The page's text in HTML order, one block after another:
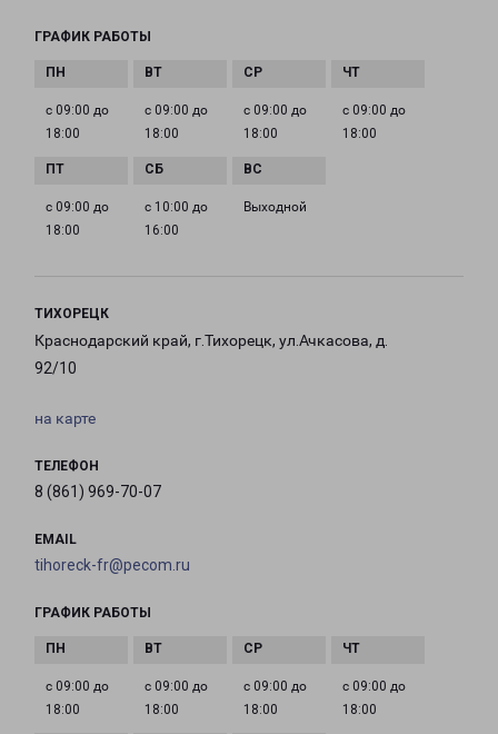
ГРАФИК РАБОТЫ
с 09:00 до
18:00
с 09:00 до
18:00
с 09:00 до
18:00
с 09:00 до
18:00
с 09:00 до
18:00
с 10:00 до
16:00
Выходной
ТИХОРЕЦК
Краснодарский край, г.Тихорецк, ул.Ачкасова, д.
92/10
на карте
ТЕЛЕФОН
8 (861) 969-70-07
EMAIL
tihoreck-fr@pecom.ru
ГРАФИК РАБОТЫ
с 09:00 до
18:00
с 09:00 до
18:00
с 09:00 до
18:00
с 09:00 до
18:00